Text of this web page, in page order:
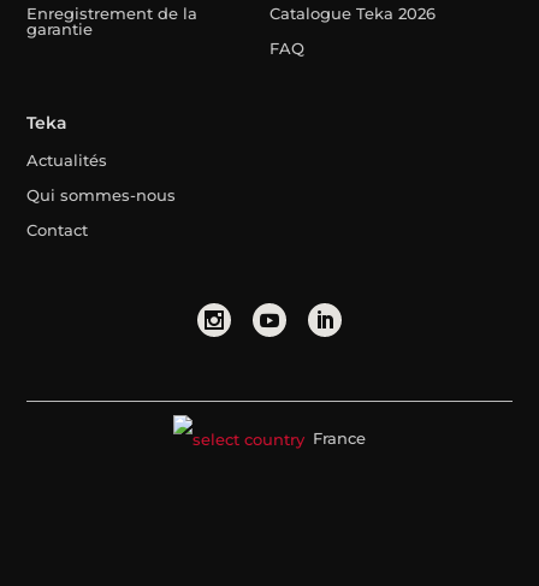
Enregistrement de la
garantie
Catalogue Teka 2026
FAQ
Teka
Actualités
Qui sommes-nous
Contact
France